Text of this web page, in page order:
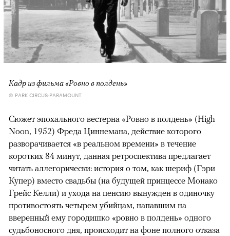
Кадр из фильма «Ровно в полдень»
© PARK CIRCUS-PARAMOUNT
Сюжет эпохального вестерна «Ровно в полдень» (High
Noon, 1952) Фреда Циннемана, действие которого
разворачивается «в реальном времени» в течение
коротких 84 минут, данная ретроспектива предлагает
читать аллегорически: история о том, как шериф (Гэри
Купер) вместо свадьбы (на будущей принцессе Монако
Грейс Келли) и ухода на пенсию вынужден в одиночку
противостоять четырем убийцам, напавшим на
вверенный ему городишко «ровно в полдень» одного
судьбоносного дня, происходит на фоне полного отказа